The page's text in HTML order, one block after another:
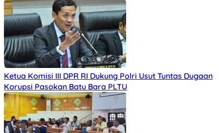
Ketua Komisi III DPR RI Dukung Polri Usut Tuntas Dugaan
Korupsi Pasokan Batu Bara PLTU